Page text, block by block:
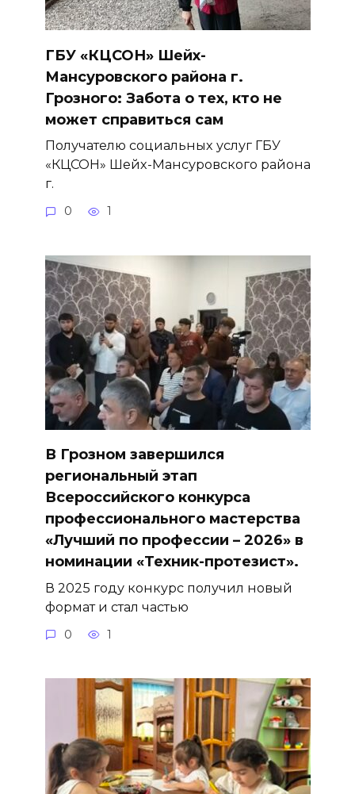
ГБУ «КЦСОН» Шейх-
Мансуровского района г.
Грозного: Забота о тех, кто не
может справиться сам
Получателю социальных услуг ГБУ
«КЦСОН» Шейх-Мансуровского района
г.
0 1
В Грозном завершился
региональный этап
Всероссийского конкурса
профессионального мастерства
«Лучший по профессии – 2026» в
номинации «Техник-протезист».
В 2025 году конкурс получил новый
формат и стал частью
0 1